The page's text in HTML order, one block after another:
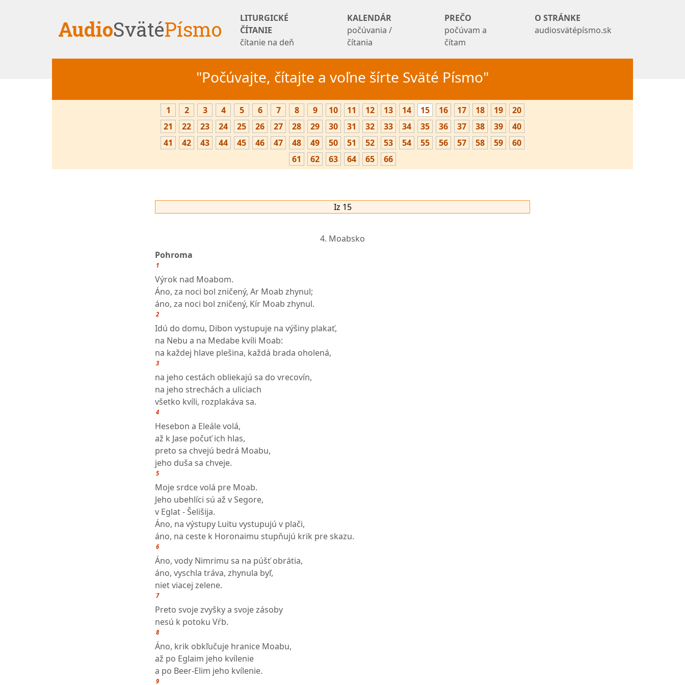
AudioSvätéPísmo
LITURGICKÉ
ČÍTANIE
čítanie na deň
KALENDÁR
počúvania /
čítania
PREČO
počúvam a
čítam
O STRÁNKE
audiosvätépísmo.sk
"Počúvajte, čítajte a voľne šírte Sväté Písmo"
1 2 3 4 5 6 7 8 9 10 11 12 13 14 15 16 17 18 19
20
21
22 23 24 25 26 27 28 29 30 31 32 33 34 35 36 37 38 39
40
41
42 43 44 45 46 47 48 49 50 51 52 53 54 55 56 57 58 59
60
61
62 63 64 65 66
Iz 15
4. Moabsko
Pohroma
1
Výrok nad Moabom.
Áno, za noci bol zničený, Ar Moab zhynul;
áno, za noci bol zničený, Kír Moab zhynul.
2
Idú do domu, Dibon vystupuje na výšiny plakať,
na Nebu a na Medabe kvíli Moab:
na každej hlave plešina, každá brada oholená,
3
na jeho cestách obliekajú sa do vrecovín,
na jeho strechách a uliciach
všetko kvíli, rozplakáva sa.
4
Hesebon a Eleále volá,
až k Jase počuť ich hlas,
preto sa chvejú bedrá Moabu,
jeho duša sa chveje.
5
Moje srdce volá pre Moab.
Jeho ubehlíci sú až v Segore,
v Eglat - Šelišija.
Áno, na výstupy Luitu vystupujú v plači,
áno, na ceste k Horonaimu stupňujú krik pre skazu.
6
Áno, vody Nimrimu sa na púšť obrátia,
áno, vyschla tráva, zhynula byľ,
niet viacej zelene.
7
Preto svoje zvyšky a svoje zásoby
nesú k potoku Vŕb.
8
Áno, krik obkľučuje hranice Moabu,
až po Eglaim jeho kvílenie
a po Beer-Elim jeho kvílenie.
9